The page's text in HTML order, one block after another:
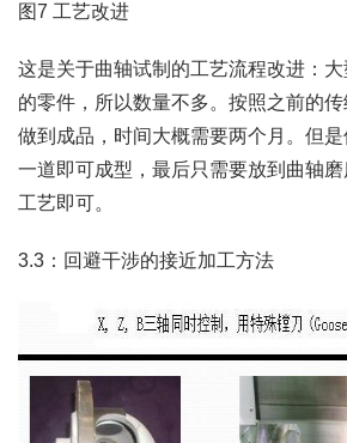
图7 工艺改进
这是关于曲轴试制的工艺流程改进：
的零件，所以数量不多。按照之前的
做到成品，时间大概需要两个月。但
一道即可成型，最后只需要放到曲轴
工艺即可。
3.3：回避干涉的接近加工方法